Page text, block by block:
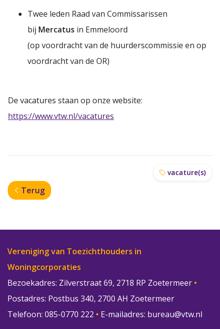
Twee leden Raad van Commissarissen
bij Mercatus in Emmeloord
(op voordracht van de huurderscommissie en op
voordracht van de OR)
De vacatures staan op onze website:
https://www.vtw.nl/vacatures
vacature(s)
Terug
Vereniging van Toezichthouders in
Woningcorporaties
Bezoekadres: Zilverstraat 69, 2718 RP Zoetermeer •
Postadres: Postbus 340, 2700 AH Zoetermeer
Telefoon: 085-0770 222 • E-mailadres: bureau@vtw.nl